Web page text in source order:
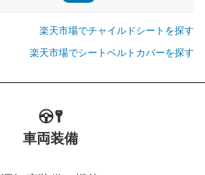
楽天市場でチャイルドシートを探す
楽天市場でシートベルトカバーを探す
車両装備